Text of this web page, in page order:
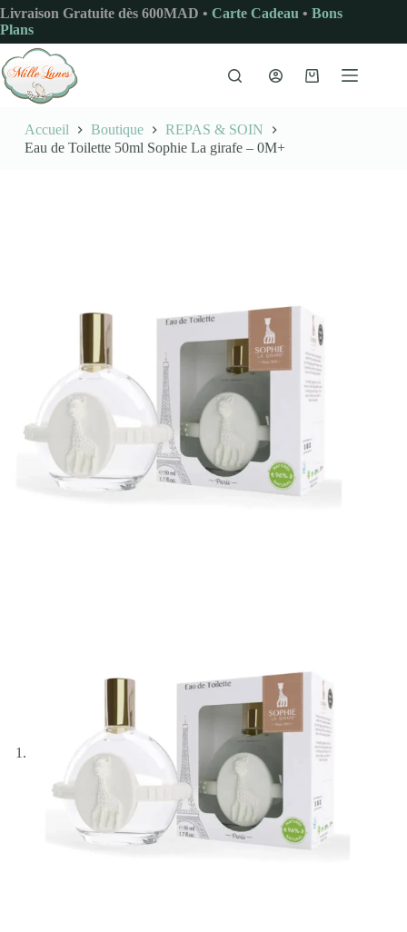
Passer
au
contenu
Livraison Gratuite dès 600MAD • Carte Cadeau • Bons
Plans
Panier
Accueil Boutique
REPAS & SOIN
Eau de Toilette 50ml Sophie La girafe – 0M+